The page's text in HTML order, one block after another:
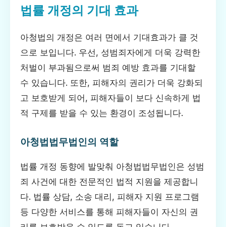
법률 개정의 기대 효과
아청법의 개정은 여러 면에서 기대효과가 클 것
으로 보입니다. 우선, 성범죄자에게 더욱 강력한
처벌이 부과됨으로써 범죄 예방 효과를 기대할
수 있습니다. 또한, 피해자의 권리가 더욱 강화되
고 보호받게 되어, 피해자들이 보다 신속하게 법
적 구제를 받을 수 있는 환경이 조성됩니다.
아청법법무법인의 역할
법률 개정 동향에 발맞춰 아청법법무법인은 성범
죄 사건에 대한 전문적인 법적 지원을 제공합니
다. 법률 상담, 소송 대리, 피해자 지원 프로그램
등 다양한 서비스를 통해 피해자들이 자신의 권